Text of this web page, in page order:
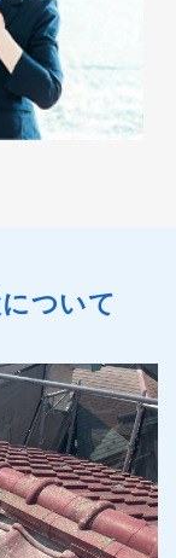
ついて